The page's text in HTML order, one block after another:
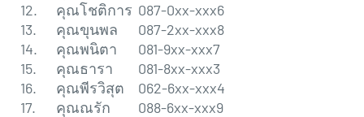
12.
คุณโชติการ 087-0xx-xxx6
13.
คุณขุนพล
087-2xx-xxx8
14.
คุณพนิตา
081-9xx-xxx7
15.
คุณธารา
081-8xx-xxx3
16.
คุณพีรวิสุต
062-6xx-xxx4
17.
คุณณรัก
088-6xx-xxx9